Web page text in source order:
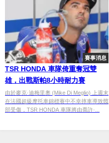
賽事消息
TSR HONDA 車隊倚重奪冠雙
雄，出戰斯帕8小時耐力賽
由於麥克·迪梅里奧 (Mike Di Meglio) 上週末
在法國超級摩托車錦標賽中不幸摔車導致髖
部受傷，TSR HONDA 車隊將由喬許·...